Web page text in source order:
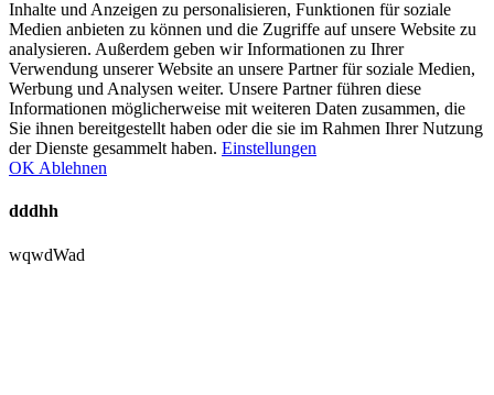
Inhalte und Anzeigen zu personalisieren, Funktionen für soziale
Medien anbieten zu können und die Zugriffe auf unsere Website zu
analysieren. Außerdem geben wir Informationen zu Ihrer
Verwendung unserer Website an unsere Partner für soziale Medien,
Werbung und Analysen weiter. Unsere Partner führen diese
Informationen möglicherweise mit weiteren Daten zusammen, die
Sie ihnen bereitgestellt haben oder die sie im Rahmen Ihrer Nutzung
der Dienste gesammelt haben. Einstellungen
OK Ablehnen
dddhh
wqwdWad